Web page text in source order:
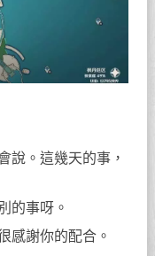
說。這幾天的事，
的事呀。
感謝你的配合。